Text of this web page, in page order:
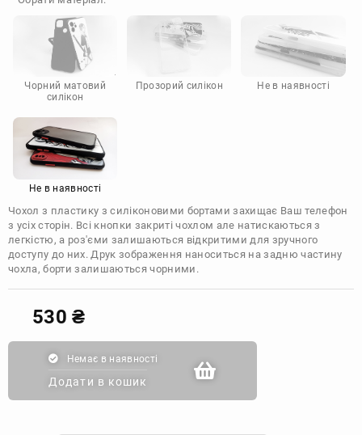
Doogee
Infinix
Motorola
Чорний матовий
силікон
Прозорий силікон Не в наявності
Не в наявності
Чохол з пластику з силіконовими бортами захищає Ваш телефон
з усіх сторін. Всі кнопки закриті чохлом але натискаються з
легкістю, а роз'єми залишаються відкритими для зручного
доступу до них. Друк зображення наноситься на задню частину
чохла, борти залишаються чорними.
530₴
Немає в наявності
Додати в кошик